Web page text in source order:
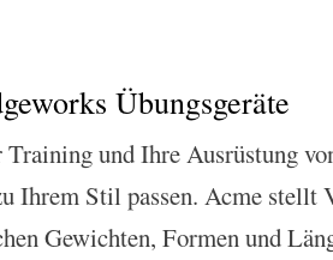
Übungsgeräte
und Ihre Ausrüstung
Ihrem Stil passen. Acme stellt
Gewichten, Formen und